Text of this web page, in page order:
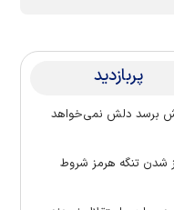
پربازدید
برسد دلش نمی‌خواهد
شدن تنگه هرمز شروط